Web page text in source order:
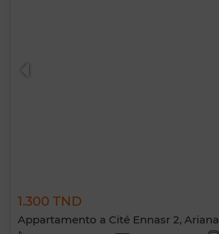
1.300 TND
Appartamento a Cité Ennasr 2, Ariana